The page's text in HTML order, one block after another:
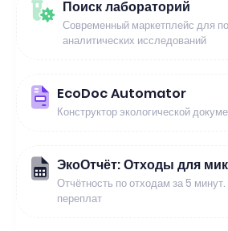
Поиск лабораторий
Современный маркетплейс для
аналитических исследований
EcoDoc Automator
Конструктор экологической
ЭкоОтчёт: Отходы для
Отчётность по отходам за 5
переплат